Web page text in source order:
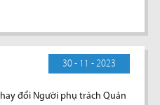
30 - 11 - 2023
đổi Người phụ trách Quản